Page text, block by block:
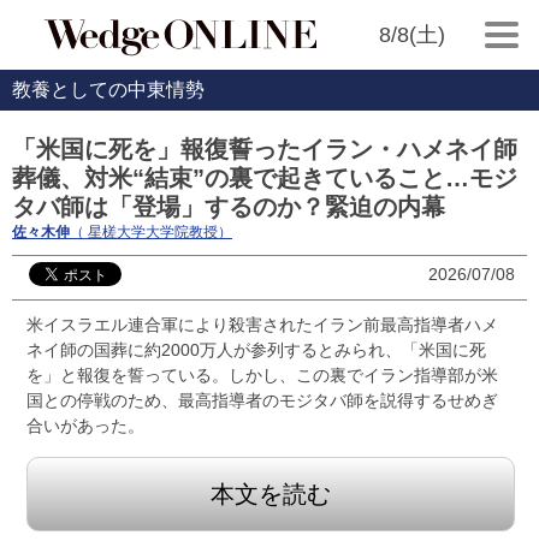
8/8(土)
教養としての中東情勢
「米国に死を」報復誓ったイラン・ハメネイ師
葬儀、対米“結束”の裏で起きていること…モジ
タバ師は「登場」するのか？緊迫の内幕
佐々木伸 （ 星槎大学大学院教授）
2026/07/08
米イスラエル連合軍により殺害されたイラン前最高指導者ハメ
ネイ師の国葬に約2000万人が参列するとみられ、「米国に死
を」と報復を誓っている。しかし、この裏でイラン指導部が米
国との停戦のため、最高指導者のモジタバ師を説得するせめぎ
合いがあった。
本文を読む